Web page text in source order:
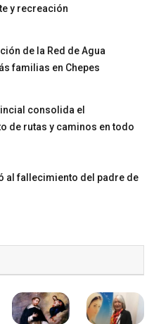
y recreación
de la Red de Agua
familias en Chepes
consolida el
de rutas y caminos en todo
al fallecimiento del padre de